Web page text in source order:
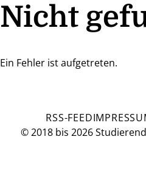
Nicht
Ein Fehler ist aufgetreten.
© 2018 bis 2026
RSS-FEED